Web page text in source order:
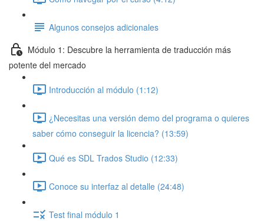
Algunos consejos adicionales
Módulo 1: Descubre la herramienta de traducción más
potente del mercado
Introducción al módulo (1:12)
¿Necesitas una versión demo del programa o quieres
saber cómo conseguir la licencia? (13:59)
Qué es SDL Trados Studio (12:33)
Conoce su interfaz al detalle (24:48)
Test final módulo 1